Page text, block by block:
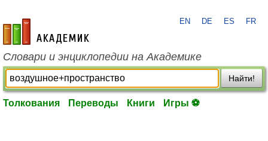
academic.ru
EN DE ES FR
Словари и энциклопедии на Академике
Найти!
Толкования Переводы Книги Игры ⚽